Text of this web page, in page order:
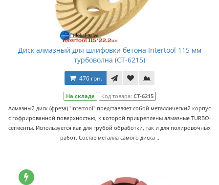
Диск алмазный для шлифовки бетона Intertool 115 мм
турбоволна (CT-6215)
476 грн.
На складе Код товара: CT-6215
Алмазный диск (фреза) "Intertool" представляет собой металлический корпус
с гофрированной поверхностью, к которой прикреплены алмазные TURBO-
сегменты. Используется как для грубой обработки, так и для полировочных
работ. Состав металла самого диска ..